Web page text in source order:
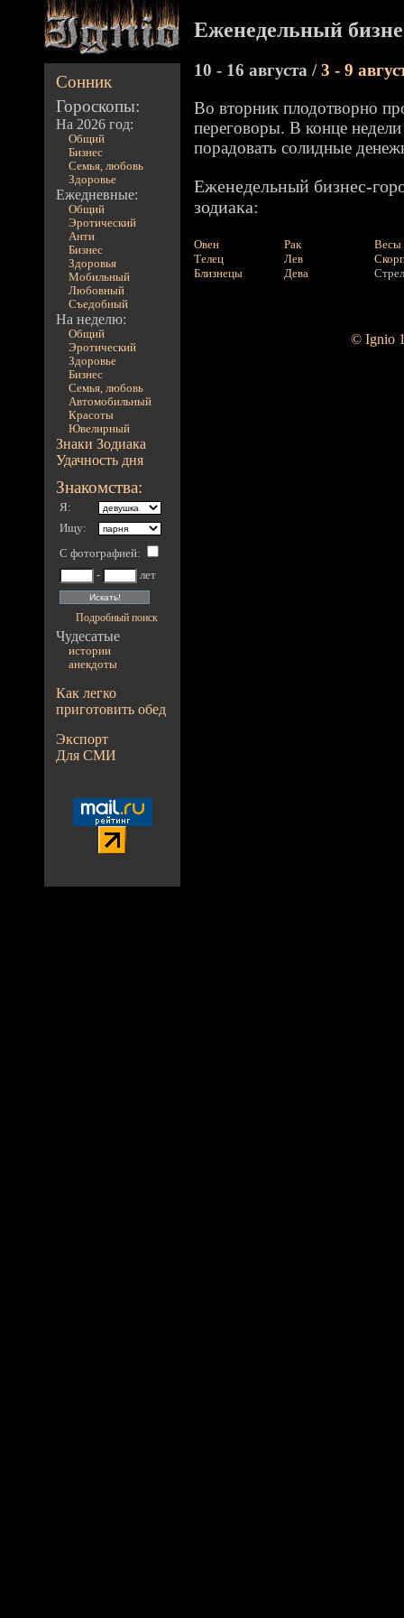
Сонник
Гороскопы:
На 2026 год:
Общий
Бизнес
Семья, любовь
Здоровье
Ежедневные:
Общий
Эротический
Анти
Бизнес
Здоровья
Мобильный
Любовный
Съедобный
На неделю:
Общий
Эротический
Здоровье
Бизнес
Семья, любовь
Автомобильный
Красоты
Ювелирный
Знаки Зодиака
Удачность дня
Знакомства:
Я:
Ищу:
С фотографией:
-
лет
Подробный поиск
Чудесатые
истории
анекдоты
Как легко
приготовить обед
Экспорт
Для СМИ
Еженедельный
10 - 16 августа /3 - 9
Во вторник плодотворно
переговоры. В конце
порадовать солидные
Еженедельный бизнес-
зодиака:
Овен
Телец
Близнецы
Рак
Лев
Дева
Весы
© Ignio